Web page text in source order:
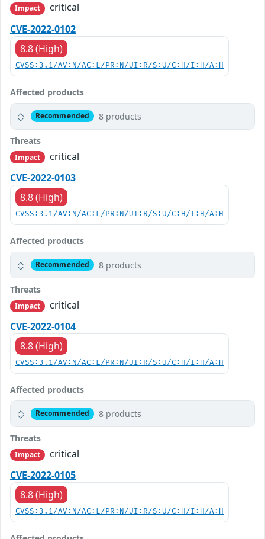
Impact
critical
CVE-2022-0102
8.8 (High)
CVSS:3.1/AV:N/AC:L/PR:N/UI:R/S:U/C:H/I:H/A:H
Affected products
Recommended 8 products
Threats
Impact
critical
CVE-2022-0103
8.8 (High)
CVSS:3.1/AV:N/AC:L/PR:N/UI:R/S:U/C:H/I:H/A:H
Affected products
Recommended 8 products
Threats
Impact
critical
CVE-2022-0104
8.8 (High)
CVSS:3.1/AV:N/AC:L/PR:N/UI:R/S:U/C:H/I:H/A:H
Affected products
Recommended 8 products
Threats
Impact
critical
CVE-2022-0105
8.8 (High)
CVSS:3.1/AV:N/AC:L/PR:N/UI:R/S:U/C:H/I:H/A:H